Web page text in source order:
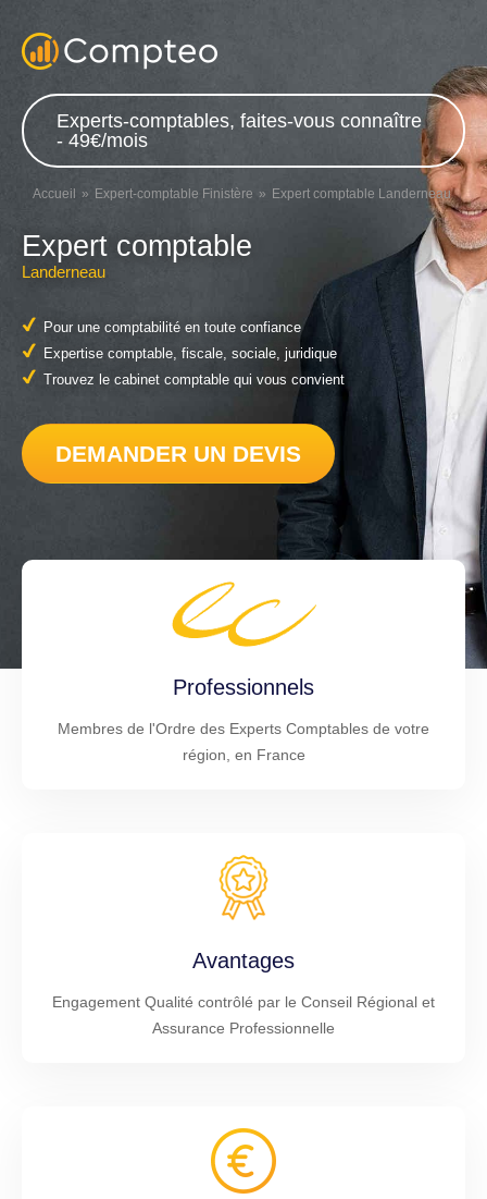
Experts-comptables, faites-vous connaître
- 49€/mois
Accueil Expert-comptable Finistère Expert comptable Landerneau
Expert comptable
Landerneau
Pour une comptabilité en toute confiance
Expertise comptable, fiscale, sociale, juridique
Trouvez le cabinet comptable qui vous convient
DEMANDER UN DEVIS
Professionnels
Membres de l'Ordre des Experts Comptables de votre
région, en France
Avantages
Engagement Qualité contrôlé par le Conseil Régional et
Assurance Professionnelle